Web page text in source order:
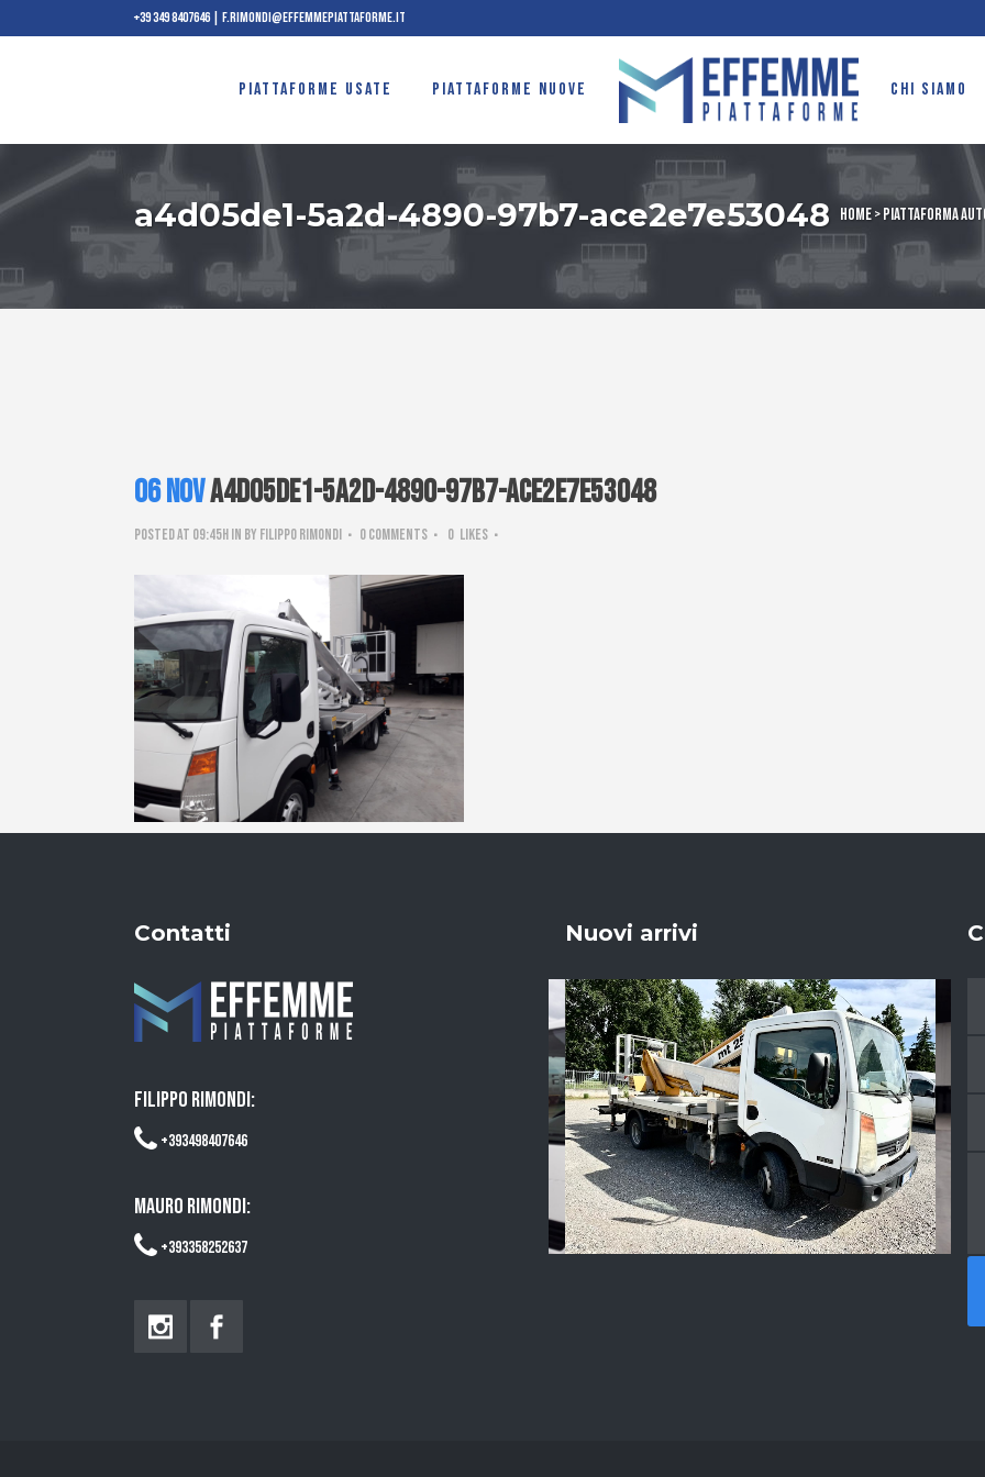
+39 349 8407646| f.rimondi@effemmepiattaforme.it
PIATTAFORME USATE PIATTAFORME NUOVE CHI SIAMO
a4d05de1-5a2d-4890-97b7-ace2e7e53048 Home>Piattaforma
06 Nova4d05de1-5a2d-4890-97b7-ace2e7e53048
Posted at 09:45hin by Filippo Rimondi 0 Comments 0 Likes
Contatti
FILIPPO RIMONDI:
+393498407646
MAURO RIMONDI:
+393358252637
Nuovi arrivi